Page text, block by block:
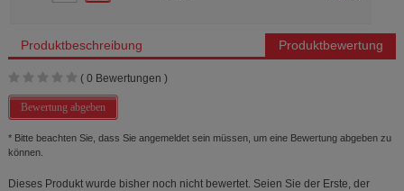
Produktbeschreibung Produktbewertung
( 0 Bewertungen )
Bewertung abgeben
* Bitte beachten Sie, dass Sie angemeldet sein müssen, um eine Bewertung abgeben zu
können.
Dieses Produkt wurde bisher noch nicht bewertet. Seien Sie der Erste, der